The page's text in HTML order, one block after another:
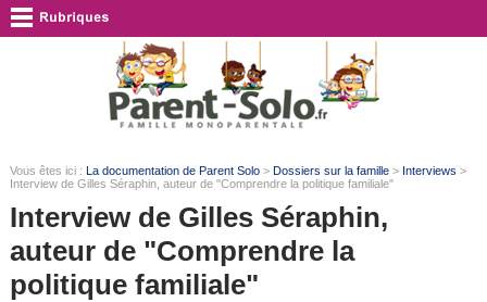
Vous êtes ici : La documentation de Parent Solo> Dossiers sur la famille> Interviews >
Interview de Gilles Séraphin, auteur de "Comprendre la politique familiale"
Interview de Gilles Séraphin,
auteur de "Comprendre la
politique familiale"